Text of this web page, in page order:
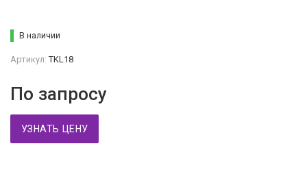
В наличии
Артикул: TKL18
По запросу
УЗНАТЬ ЦЕНУ